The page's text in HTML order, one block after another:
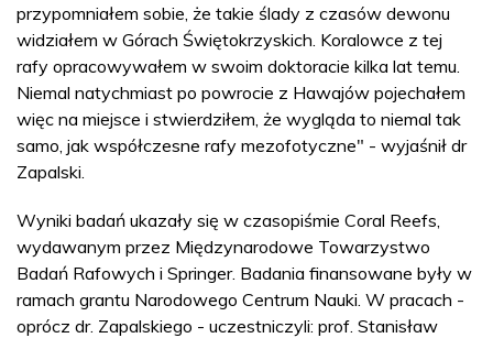
przypomniałem sobie, że takie ślady z czasów dewonu
widziałem w Górach Świętokrzyskich. Koralowce z tej
rafy opracowywałem w swoim doktoracie kilka lat temu.
Niemal natychmiast po powrocie z Hawajów pojechałem
więc na miejsce i stwierdziłem, że wygląda to niemal tak
samo, jak współczesne rafy mezofotyczne" - wyjaśnił dr
Zapalski.
Wyniki badań ukazały się w czasopiśmie Coral Reefs,
wydawanym przez Międzynarodowe Towarzystwo
Badań Rafowych i Springer. Badania finansowane były w
ramach grantu Narodowego Centrum Nauki. W pracach -
oprócz dr. Zapalskiego - uczestniczyli: prof. Stanisław